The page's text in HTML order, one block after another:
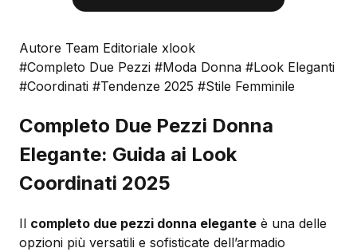
Autore Team Editoriale xlook
#Completo Due Pezzi #Moda Donna #Look Eleganti
#Coordinati #Tendenze 2025 #Stile Femminile
Completo Due Pezzi Donna
Elegante: Guida ai Look
Coordinati 2025
Il completo due pezzi donna elegante è una delle
opzioni più versatili e sofisticate dell’armadio